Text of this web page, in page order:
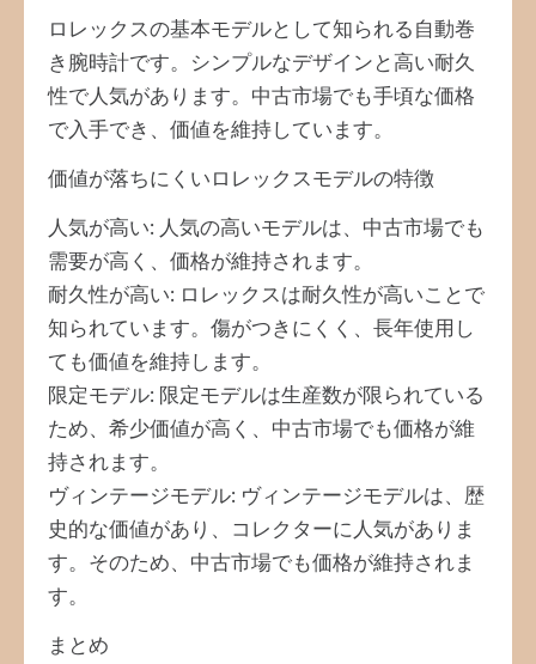
ロレックスの基本モデルとして知られる自動巻
き腕時計です。シンプルなデザインと高い耐久
性で人気があります。中古市場でも手頃な価格
で入手でき、価値を維持しています。
価値が落ちにくいロレックスモデルの特徴
人気が高い: 人気の高いモデルは、中古市場でも
需要が高く、価格が維持されます。
耐久性が高い: ロレックスは耐久性が高いことで
知られています。傷がつきにくく、長年使用し
ても価値を維持します。
限定モデル: 限定モデルは生産数が限られている
ため、希少価値が高く、中古市場でも価格が維
持されます。
ヴィンテージモデル: ヴィンテージモデルは、歴
史的な価値があり、コレクターに人気がありま
す。そのため、中古市場でも価格が維持されま
す。
まとめ